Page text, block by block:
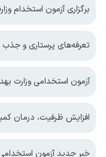
برگزاری آزمون استخدام
تعرفه‌های پرستاری و
آزمون استخدامی وزارت
افزایش ظرفیت، درمان
خبر جدید آزمون استخدامی